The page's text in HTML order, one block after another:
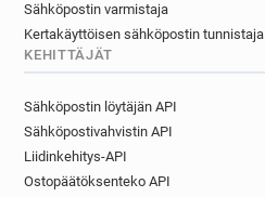
Sähköpostin varmistaja
Kertakäyttöisen sähköpostin tunnistaja
KEHITTÄJÄT
Sähköpostin löytäjän API
Sähköpostivahvistin API
Liidinkehitys-API
Ostopäätöksenteko API